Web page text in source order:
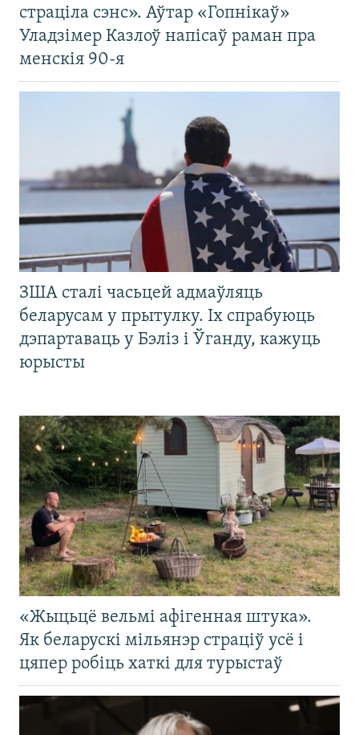
страціла сэнс». Аўтар «Гопнікаў»
Уладзімер Казлоў напісаў раман пра
менскія 90-я
ЗША сталі часьцей адмаўляць
беларусам у прытулку. Іх спрабуюць
дэпартаваць у Бэліз і Ўганду, кажуць
юрысты
«Жыцьцё вельмі афігенная штука».
Як беларускі мільянэр страціў усё і
цяпер робіць хаткі для турыстаў